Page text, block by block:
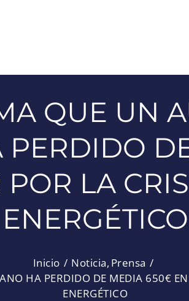
QUE UN
PERDIDO
LA
ENERGÉTICO
Inicio Noticia Prensa
HA PERDIDO DE MEDIA 650€
ENERGÉTICO